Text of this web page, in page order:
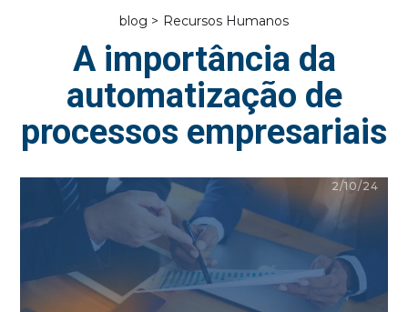
blog > Recursos Humanos
A importância da
automatização de
processos empresariais
2/10/24